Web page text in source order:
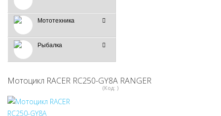
Мототехника
Рыбалка
Мотоцикл RACER RC250-GY8A RANGER
(Код: )